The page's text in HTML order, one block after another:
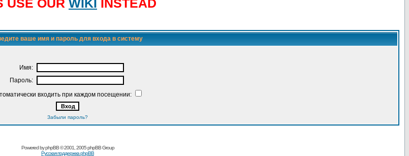
USE OUR WIKI INSTEAD
ваше имя и пароль для входа в систему
Имя:
Пароль:
входить при каждом посещении:
Забыли пароль?
Powered byphpBB© 2001, 2005 phpBB Group
Русская поддержка phpBB